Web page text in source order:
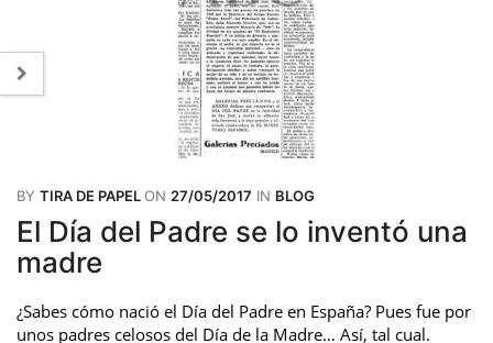
BY TIRA DE PAPELON 27/05/2017 IN BLOG
El Día del Padre se lo inventó una
madre
¿Sabes cómo nació el Día del Padre en España? Pues fue por
unos padres celosos del Día de la Madre… Así, tal cual.